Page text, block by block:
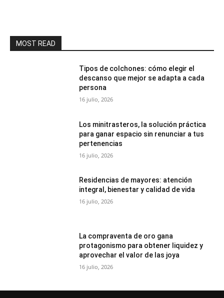
MOST READ
Tipos de colchones: cómo elegir el
descanso que mejor se adapta a cada
persona
16 julio, 2026
Los minitrasteros, la solución práctica
para ganar espacio sin renunciar a tus
pertenencias
16 julio, 2026
Residencias de mayores: atención
integral, bienestar y calidad de vida
16 julio, 2026
La compraventa de oro gana
protagonismo para obtener liquidez y
aprovechar el valor de las joya
16 julio, 2026